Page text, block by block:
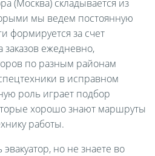
(Москва) складывается из
мы ведем постоянную
формируется за счет
ежедневно,
по разным районам
в исправном
роль играет подбор
хорошо знают маршруты
работы.
но не знаете во